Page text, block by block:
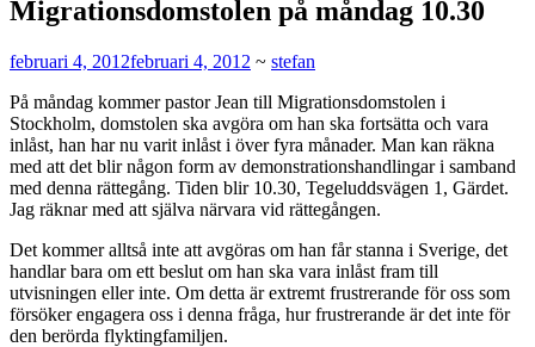
Migrationsdomstolen på måndag 10.30
februari 4, 2012februari 4, 2012 ~ stefan
På måndag kommer pastor Jean till Migrationsdomstolen i
Stockholm, domstolen ska avgöra om han ska fortsätta och vara
inlåst, han har nu varit inlåst i över fyra månader. Man kan räkna
med att det blir någon form av demonstrationshandlingar i samband
med denna rättegång. Tiden blir 10.30, Tegeluddsvägen 1, Gärdet.
Jag räknar med att själva närvara vid rättegången.
Det kommer alltså inte att avgöras om han får stanna i Sverige, det
handlar bara om ett beslut om han ska vara inlåst fram till
utvisningen eller inte. Om detta är extremt frustrerande för oss som
försöker engagera oss i denna fråga, hur frustrerande är det inte för
den berörda flyktingfamiljen.